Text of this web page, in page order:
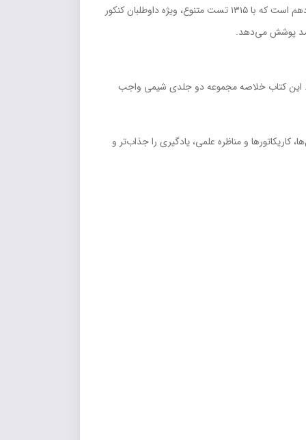
هستید، این کتاب خلاصه‌ای جامع و کاربردی از مجموعه دو جلدی شیمی واجب دهم است که با ۱۳۱۵ تست متنوع، ویژه داوطلبان کنکور
پوشش می‌دهد.
این کتاب خلاصه مجموعه دو جلدی شیمی واجب
و مناظره علمی، یادگیری را جذاب‌تر و